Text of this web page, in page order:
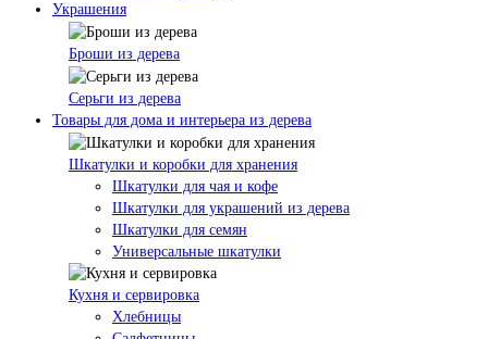
Украшения
Броши из дерева
Серьги из дерева
Товары для дома и интерьера из дерева
Шкатулки и коробки для хранения
Шкатулки для чая и кофе
Шкатулки для украшений из дерева
Шкатулки для семян
Универсальные шкатулки
Кухня и сервировка
Хлебницы